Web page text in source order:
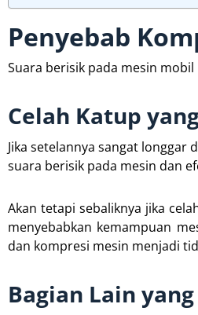
Penyebab
Suara berisik pada mesin
Celah Katup
Jika setelannya sangat longgar
suara berisik pada mesin dan
Akan tetapi sebaliknya jika
menyebabkan kemampuan
dan kompresi mesin menjadi
Bagian Lain